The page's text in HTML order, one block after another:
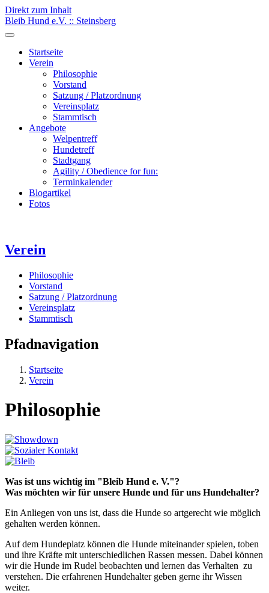
Direkt zum Inhalt
Bleib Hund e.V. :: Steinsberg
Startseite
Verein
Philosophie
Vorstand
Satzung / Platzordnung
Vereinsplatz
Stammtisch
Angebote
Welpentreff
Hundetreff
Stadtgang
Agility / Obedience for fun:
Terminkalender
Blogartikel
Fotos
Verein
Philosophie
Vorstand
Satzung / Platzordnung
Vereinsplatz
Stammtisch
Pfadnavigation
Startseite
Verein
Philosophie
Was ist uns wichtig im "Bleib Hund e. V."?
Was möchten wir für unsere Hunde und für uns Hundehalter?
Ein Anliegen von uns ist, dass die Hunde so artgerecht wie möglich
gehalten werden können.
Auf dem Hundeplatz können die Hunde miteinander spielen, toben
und ihre Kräfte mit unterschiedlichen Rassen messen. Dabei können
wir die Hunde im Rudel beobachten und lernen das Verhalten zu
verstehen. Die erfahrenen Hundehalter geben gerne ihr Wissen
weiter.